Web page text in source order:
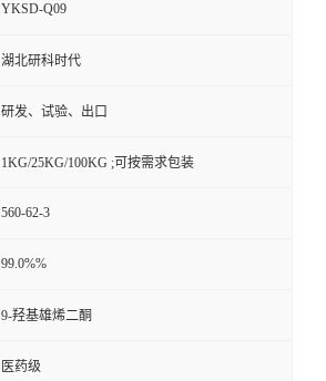
YKSD-Q09
湖北研科时代
研发、试验、出口
1KG/25KG/100KG ;可按需求包装
560-62-3
99.0%%
9-羟基雄烯二酮
医药级